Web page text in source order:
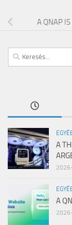
A QNAP
Keresés:
A
A